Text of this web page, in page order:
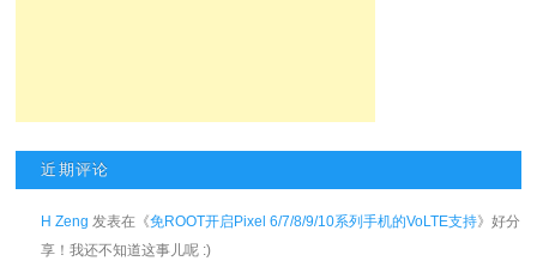
近期评论
H Zeng 发表在《免ROOT开启Pixel 6/7/8/9/10系列手机的VoLTE支持》好分
享！我还不知道这事儿呢 :)